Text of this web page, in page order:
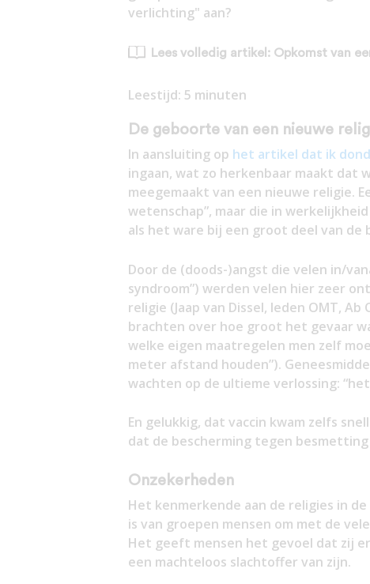
verlichting" aan?
Lees volledig artikel: Opkomst van
Leestijd: 5 minuten
De geboorte van een nieuwe
In aansluiting op het artikel dat ik
ingaan, wat zo herkenbaar maakt dat
meegemaakt van een nieuwe religie.
wetenschap”, maar die in
als het ware bij een groot deel van de
Door de (doods-)angst die velen in/
syndroom”) werden velen hier zeer
religie (Jaap van Dissel, leden OMT,
brachten over hoe groot het gevaar
welke eigen maatregelen men zelf
meter afstand houden”).
wachten op de ultieme verlossing: “het
En gelukkig, dat vaccin kwam zelfs
dat de bescherming tegen besmetting
Onzekerheden
Het kenmerkende aan de religies in
is van groepen mensen om met de
Het geeft mensen het gevoel dat zij
een machteloos slachtoffer van zijn.